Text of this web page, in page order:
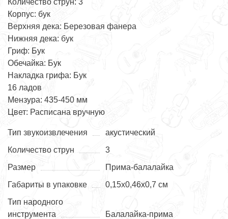
Количество струн: 3
Корпус: бук
Верхняя дека: Березовая фанера
Нижняя дека: бук
Гриф: Бук
Обечайка: Бук
Накладка грифа: Бук
16 ладов
Мензура: 435-450 мм
Цвет: Расписана вручную
Тип звукоизвлечения
акустический
Количество струн
3
Размер
Прима-балалайка
Габариты в упаковке
0,15х0,46х0,7 см
Тип народного
инструмента
Балалайка-прима